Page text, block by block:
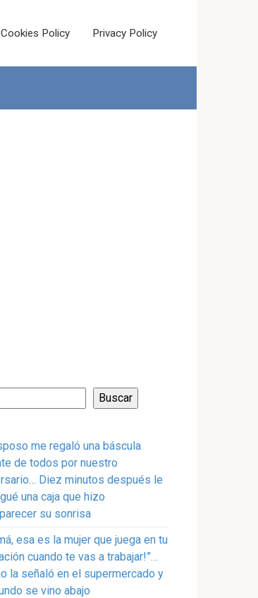
Cookies Policy Privacy Policy
Buscar
me regaló una báscula
de todos por nuestro
Diez minutos después le
una caja que hizo
su sonrisa
esa es la mujer que juega en tu
cuando te vas a trabajar!”…
la señaló en el supermercado y
se vino abajo